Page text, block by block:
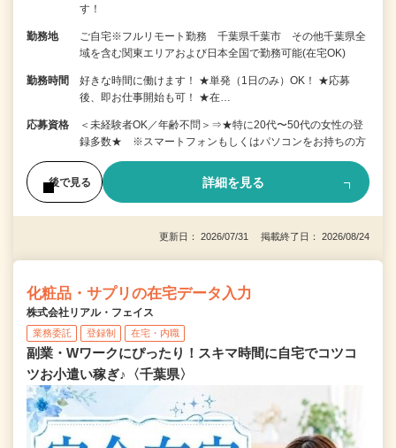
す！
勤務地
ご自宅※フルリモート勤務 千葉県千葉市 その他千葉県全
域を含む関東エリアおよび日本全国で勤務可能(在宅OK)
勤務時間
好きな時間に働けます！ ★単発（1日のみ）OK！ ★応募
後、即お仕事開始も可！ ★在…
応募資格
＜未経験者OK／年齢不問＞⇒★特に20代〜50代の女性の登
録多数★ ※スマートフォンもしくはパソコンをお持ちの方
後で見る 詳細を見る
更新日： 2026/07/31 掲載終了日： 2026/08/24
化粧品・サプリの在宅データ入力
株式会社リアル・フェイス
業務委託 登録制 在宅・内職
副業・Wワークにぴったり！スキマ時間に自宅でコツコ
ツお小遣い稼ぎ♪〈千葉県〉